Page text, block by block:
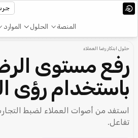
المنصة الحلول الموارد
حلول ابتكار رضا العملاء
رفع مستوى
باستخدام رؤى
استفد من أصوات العملاء لضبط
تفاعل.